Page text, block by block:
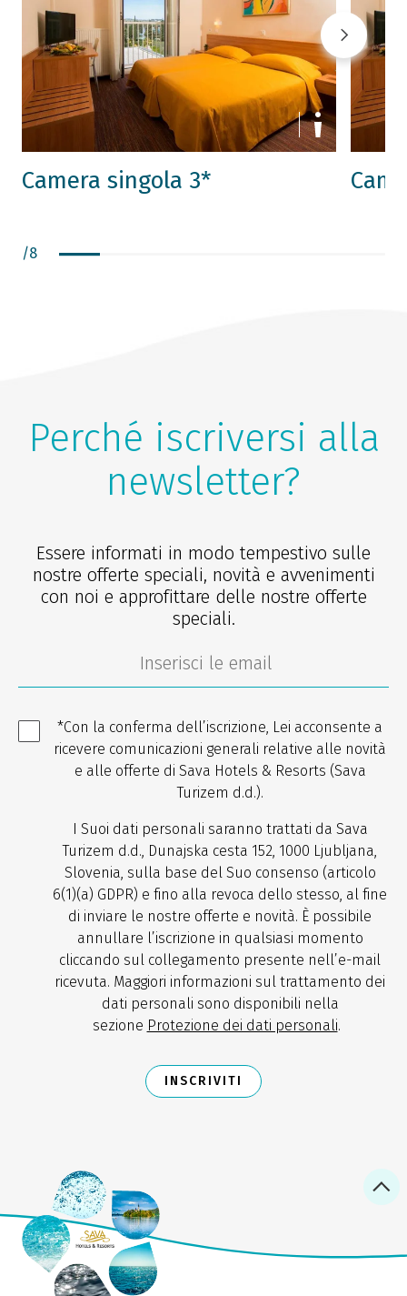
Camera singola 3*
/8
Perché iscriversi alla
newsletter?
Essere informati in modo tempestivo sulle
nostre offerte speciali, novità e avvenimenti
con noi e approfittare delle nostre offerte
speciali.
*Con la conferma dell’iscrizione, Lei acconsente a
ricevere comunicazioni generali relative alle novità
e alle offerte di Sava Hotels & Resorts (Sava
Turizem d.d.).
I Suoi dati personali saranno trattati da Sava
Turizem d.d., Dunajska cesta 152, 1000 Ljubljana,
Slovenia, sulla base del Suo consenso (articolo
6(1)(a) GDPR) e fino alla revoca dello stesso, al fine
di inviare le nostre offerte e novità. È possibile
annullare l’iscrizione in qualsiasi momento
cliccando sul collegamento presente nell’e-mail
ricevuta. Maggiori informazioni sul trattamento dei
dati personali sono disponibili nella
sezione Protezione dei dati personali.
INSCRIVITI